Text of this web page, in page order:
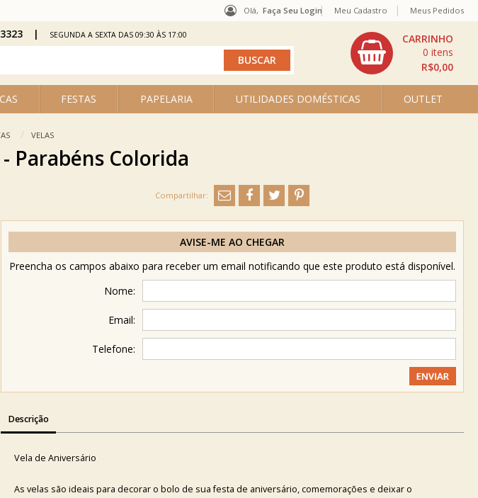
Olá, Faça Seu Login
FESTAS PAPELARIA UTILIDADES DOMÉSTICAS OUTLET
R$0,00
0
Meu Cadastro Meus Pedidos
SEGUNDA A SEXTA DAS 09:30 ÀS 17:00
VELAS
Parabéns Colorida
AVISE-ME AO CHEGAR
Preencha os campos abaixo para receber um email notificando que este produto está disponível.
Nome:
Email:
Telefone:
Descrição
Vela de Aniversário
As velas são ideais para decorar o bolo de sua festa de aniversário, comemorações e deixar o